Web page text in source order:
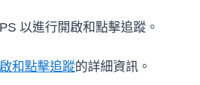
以進行開啟和點擊追蹤。
和點擊追蹤的詳細資訊。